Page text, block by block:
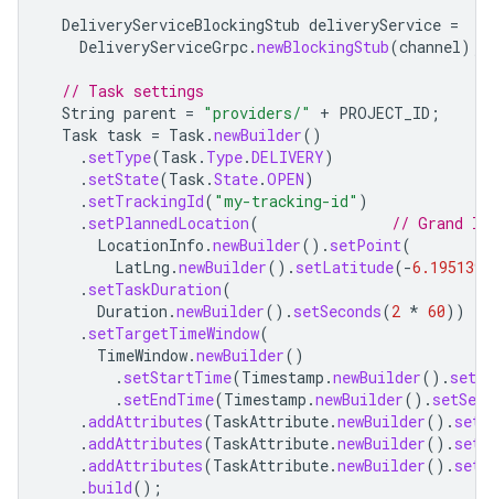
DeliveryServiceBlockingStub deliveryService =
DeliveryServiceGrpc.newBlockingStub(channel);
// Task settings
String parent = "providers/" + PROJECT_ID ;
Task task = Task .newBuilder()
. setType(Task . Type.DELIVERY)
. setState(Task .State.OPEN)
. setTrackingId( "my-tracking-id" )
. setPlannedLocation(
// Grand
LocationInfo .newBuilder(). setPoint(
LatLng .newBuilder(). setLatitude(-6.195139
. setTaskDuration(
Duration .newBuilder(). setSeconds(2 * 60))
. setTargetTimeWindow(
TimeWindow.newBuilder()
. setStartTime(Timestamp .newBuilder().
. setEndTime(Timestamp .newBuilder().
.addAttributes(TaskAttribute.newBuilder().
.addAttributes(TaskAttribute.newBuilder().
.addAttributes(TaskAttribute.newBuilder().
.build();